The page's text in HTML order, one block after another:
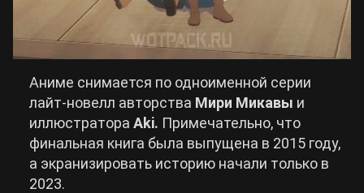
Аниме снимается по одноименной серии
лайт-новелл авторства Мири Микавы и
иллюстратора Aki. Примечательно, что
финальная книга была выпущена в 2015 году,
а экранизировать историю начали только в
2023.